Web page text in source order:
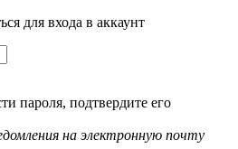
для входа в аккаунт
пароля, подтвердите его
на электронную почту